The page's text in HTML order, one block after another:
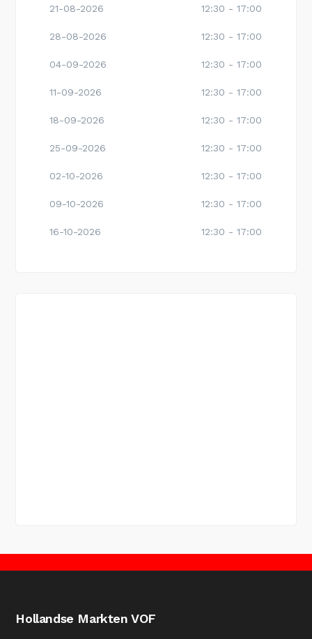
21-08-2026 12:30 - 17:00
28-08-2026 12:30 - 17:00
04-09-2026 12:30 - 17:00
11-09-2026 12:30 - 17:00
18-09-2026 12:30 - 17:00
25-09-2026 12:30 - 17:00
02-10-2026 12:30 - 17:00
09-10-2026 12:30 - 17:00
16-10-2026 12:30 - 17:00
Hollandse Markten VOF